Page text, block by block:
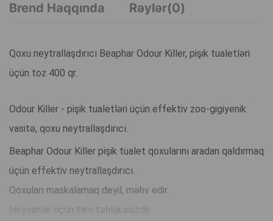
Brend Haqqında
Rəylər(0)
Qoxu neytrallaşdırıcı Beaphar Odour Killer, pişik tualetləri
üçün toz 400 qr.
Odour Killer - pişik tualetləri üçün effektiv zoo-gigiyenik
vasitə, qoxu neytrallaşdırıcı.
Beaphar Odour Killer pişik tualet qoxularını aradan qaldırmaq
üçün effektiv neytrallaşdırıcı.
Qoxuları maskalamaq deyil, məhv edir.
Heyvanlar üçün tam təhlükəsizdir.